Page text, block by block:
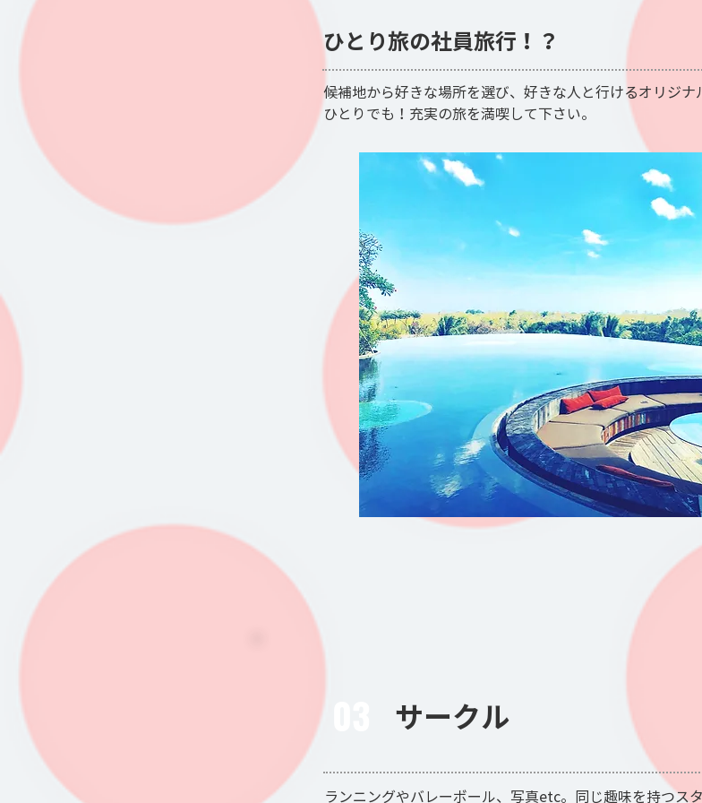
ひとり旅の社員旅行！？
候補地から好きな場所を選び、好きな人と行けるオリジナ
ひとりでも！充実の旅を満喫して下さい。
サークル
ランニングやバレーボール、写真etc。同じ趣味を持つス